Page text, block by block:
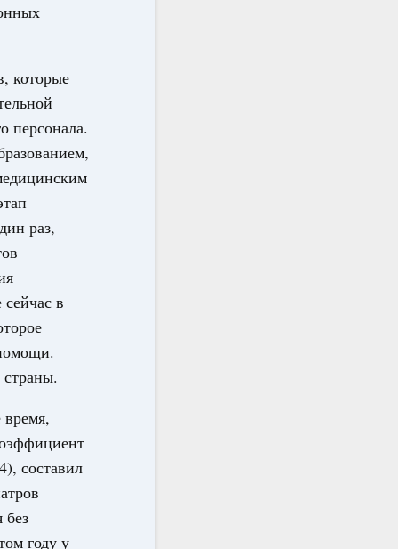
которые
персонала.
раз,
в
время,
составил
без
году у